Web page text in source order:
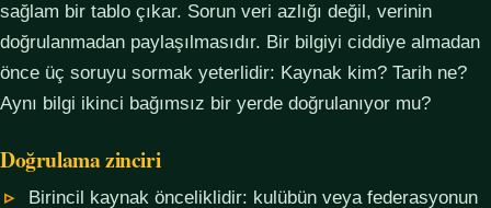
sağlam bir tablo çıkar. Sorun veri azlığı değil, verinin
doğrulanmadan paylaşılmasıdır. Bir bilgiyi ciddiye almadan
önce üç soruyu sormak yeterlidir: Kaynak kim? Tarih ne?
Aynı bilgi ikinci bağımsız bir yerde doğrulanıyor mu?
Doğrulama zinciri
Birincil kaynak önceliklidir: kulübün veya federasyonun